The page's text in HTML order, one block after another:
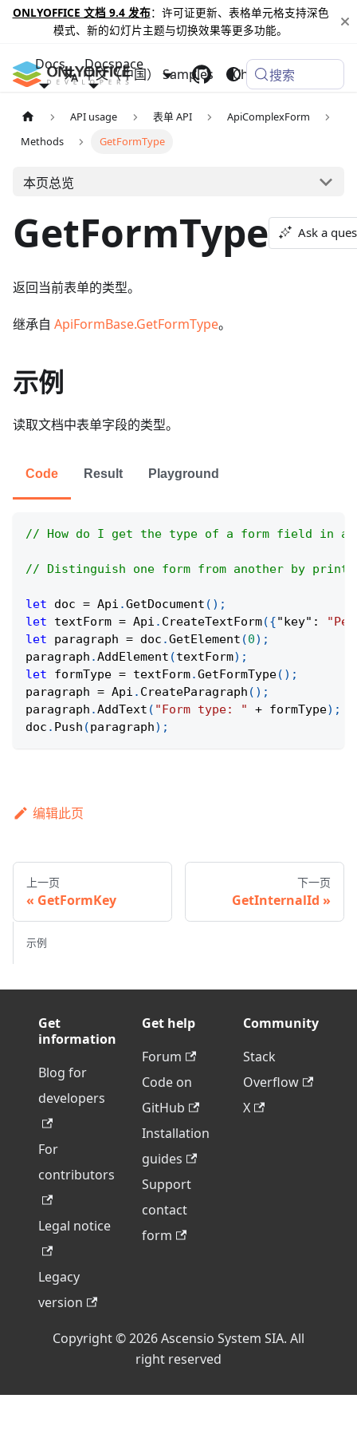
ONLYOFFICE 文档 9.4 发布：许可证更新、表格单元格支持深色
模式、新的幻灯片主题与切换效果等更多功能。
Docs Docspace
Samples Changelog
中文（中国） 搜索
API usage 表单 API
ApiComplexForm
Methods
GetFormType
本页总览
GetFormType Ask a
返回当前表单的类型。
继承自 ApiFormBase.GetFormType。
示例
读取文档中表单字段的类型。
Code Result Playground
// How do I get the type of a form field in a
// Distinguish one form from another by
let doc = Api .GetDocument ( ) ;
let textForm = Api . CreateTextForm({"key" :
let paragraph = doc .GetElement (0) ;
paragraph .AddElement (textForm) ;
let formType = textForm.GetFormType( ) ;
paragraph = Api . CreateParagraph ( ) ;
paragraph .AddText ( "Form type: " + formType) ;
doc . Push (paragraph) ;
编辑此页
上一页
GetFormKey
下一页
GetInternalId
示例
Get
information
Blog for
developers
For
contributors
Legal notice
Legacy
version
Get help
Forum
Code on
GitHub
Installation
guides
Support
contact
form
Community
Stack
Overflow
X
Copyright © 2026 Ascensio System SIA. All
right reserved